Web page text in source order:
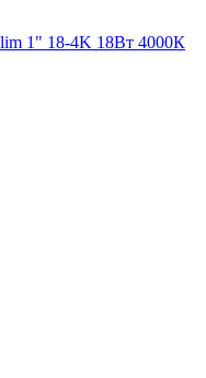
1" 18-4K 18Вт 4000К